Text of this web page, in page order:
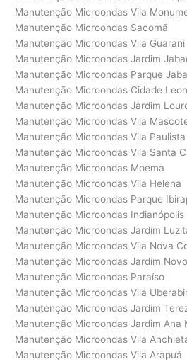
Manutenção Microondas Vila
Manutenção Microondas Sacomã
Manutenção Microondas Vila Guarani
Manutenção Microondas Jardim
Manutenção Microondas Parque
Manutenção Microondas Cidade
Manutenção Microondas Jardim
Manutenção Microondas Vila
Manutenção Microondas Vila Paulista
Manutenção Microondas Vila Santa
Manutenção Microondas Moema
Manutenção Microondas Vila Helena
Manutenção Microondas Parque
Manutenção Microondas Indianópolis
Manutenção Microondas Jardim
Manutenção Microondas Vila Nova
Manutenção Microondas Jardim
Manutenção Microondas Paraíso
Manutenção Microondas Vila
Manutenção Microondas Jardim
Manutenção Microondas Jardim Ana
Manutenção Microondas Vila
Manutenção Microondas Vila Arapuá